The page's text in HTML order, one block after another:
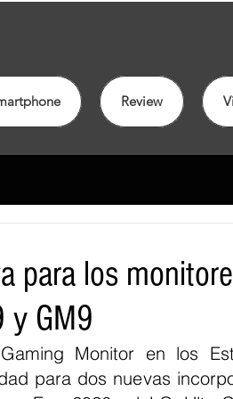
Review
para los
y GM9
Monitor en los
para dos nuevas